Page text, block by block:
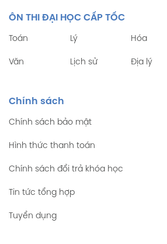
ÔN THI ĐẠI HỌC CẤP TỐC
Toán Lý Hóa
Văn Lịch sử Địa lý
Chính sách
Chính sách bảo mật
Hình thức thanh toán
Chính sách đổi trả khóa học
Tin tức tổng hợp
Tuyển dụng